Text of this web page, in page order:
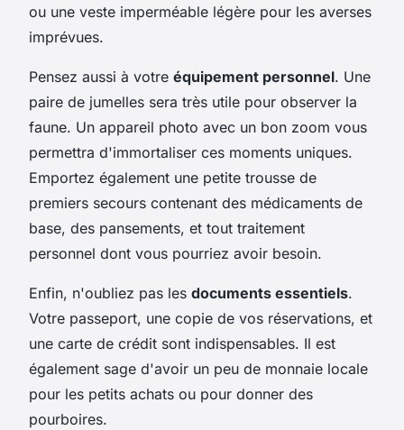
ou une veste imperméable légère pour les averses
imprévues.
Pensez aussi à votre équipement personnel. Une
paire de jumelles sera très utile pour observer la
faune. Un appareil photo avec un bon zoom vous
permettra d'immortaliser ces moments uniques.
Emportez également une petite trousse de
premiers secours contenant des médicaments de
base, des pansements, et tout traitement
personnel dont vous pourriez avoir besoin.
Enfin, n'oubliez pas les documents essentiels.
Votre passeport, une copie de vos réservations, et
une carte de crédit sont indispensables. Il est
également sage d'avoir un peu de monnaie locale
pour les petits achats ou pour donner des
pourboires.